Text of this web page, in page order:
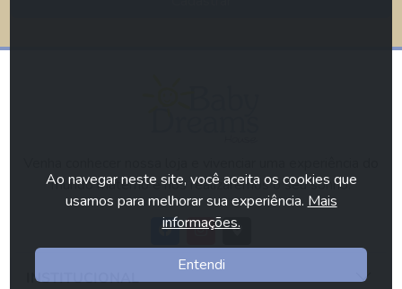
mundo materno e nós realizaremos o seu sonho.
INSTITUCIONAL
Ao navegar neste site, você aceita os cookies que
usamos para melhorar sua experiência. Mais
informações.
Entendi